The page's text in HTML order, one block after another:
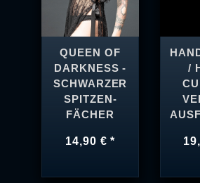
QUEEN OF
DARKNESS -
SCHWARZER
SPITZEN-
FÄCHER
14,90 € *
/